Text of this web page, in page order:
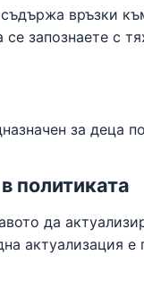
връзки
запознаете с
за деца
политиката
да
актуализация